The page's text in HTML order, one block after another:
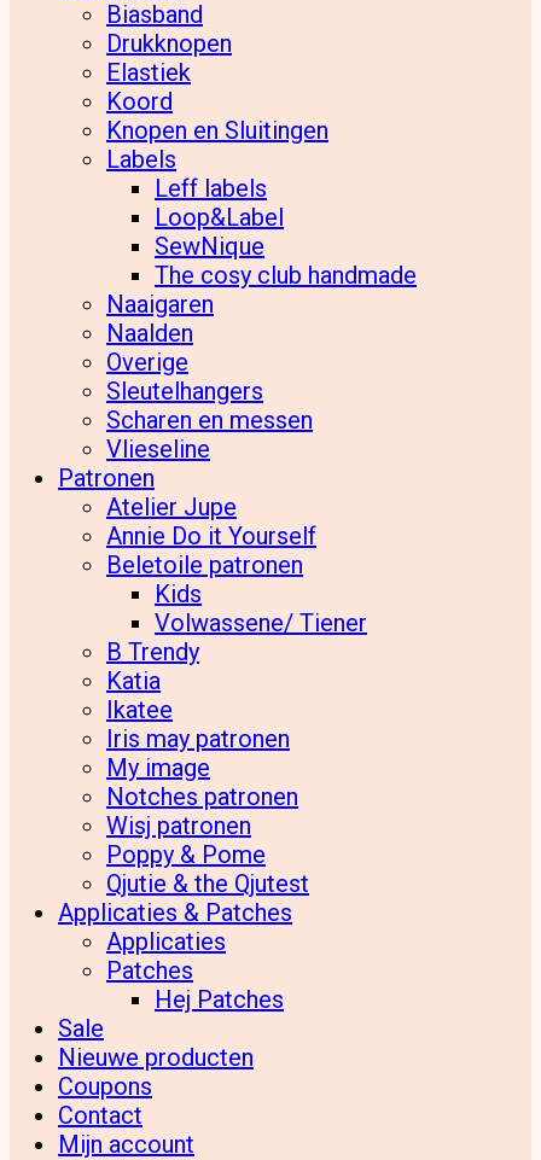
Biasband
Drukknopen
Elastiek
Koord
Knopen en Sluitingen
Labels
Leff labels
Loop&Label
SewNique
The cosy club handmade
Naaigaren
Naalden
Overige
Sleutelhangers
Scharen en messen
Vlieseline
Patronen
Atelier Jupe
Annie Do it Yourself
Beletoile patronen
Kids
Volwassene/ Tiener
B Trendy
Katia
Ikatee
Iris may patronen
My image
Notches patronen
Wisj patronen
Poppy & Pome
Qjutie & the Qjutest
Applicaties & Patches
Applicaties
Patches
Hej Patches
Sale
Nieuwe producten
Coupons
Contact
Mijn account